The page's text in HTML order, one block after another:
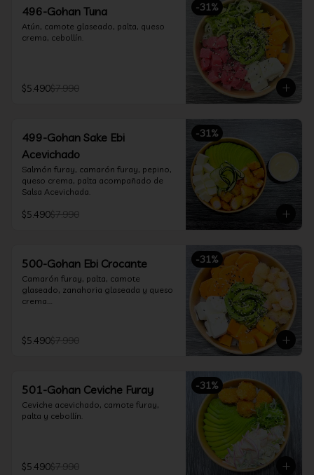
-31%
496-Gohan Tuna
Atún, camote glaseado, palta, queso
crema, cebollín.
$5.490$7.990
-31%
499-Gohan Sake Ebi
Acevichado
Salmón furay, camarón furay, pepino,
queso crema, palta acompañado de
Salsa Acevichada.
$5.490$7.990
-31%
500-Gohan Ebi Crocante
Camarón furay, palta, camote
glaseado, zanahoria glaseada y queso
crema.
$5.490$7.990
-31%
501-Gohan Ceviche Furay
Ceviche acevichado, camote furay,
palta y cebollín.
$5.490$7.990